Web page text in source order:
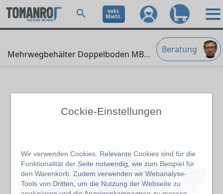
Cockie-Einstellungen
Wir verwenden Cookies. Relevante Cookies sind für die
Funktionalität der Seite notwendig, wie zum Beispiel für
den Warenkorb. Zudem verwenden wir Webanalyse-
Tools von Dritten, um die Nutzung der Webseite zu
exkl.
MwSt.
Beratung
Mehrwegbehälter Doppelboden MB-DB-SL " />